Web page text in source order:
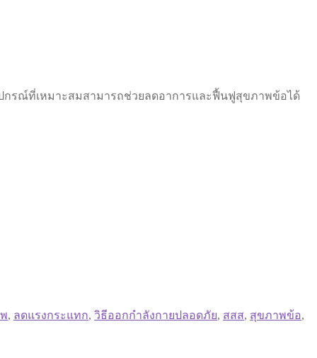
กรณ์ที่เหมาะสมสามารถช่วยลดอาการและฟื้นฟูสุขภาพข้อได้
, ลดแรงกระแทก, วิธีออกกำลังกายปลอดภัย, สสส, สุขภาพข้อ,